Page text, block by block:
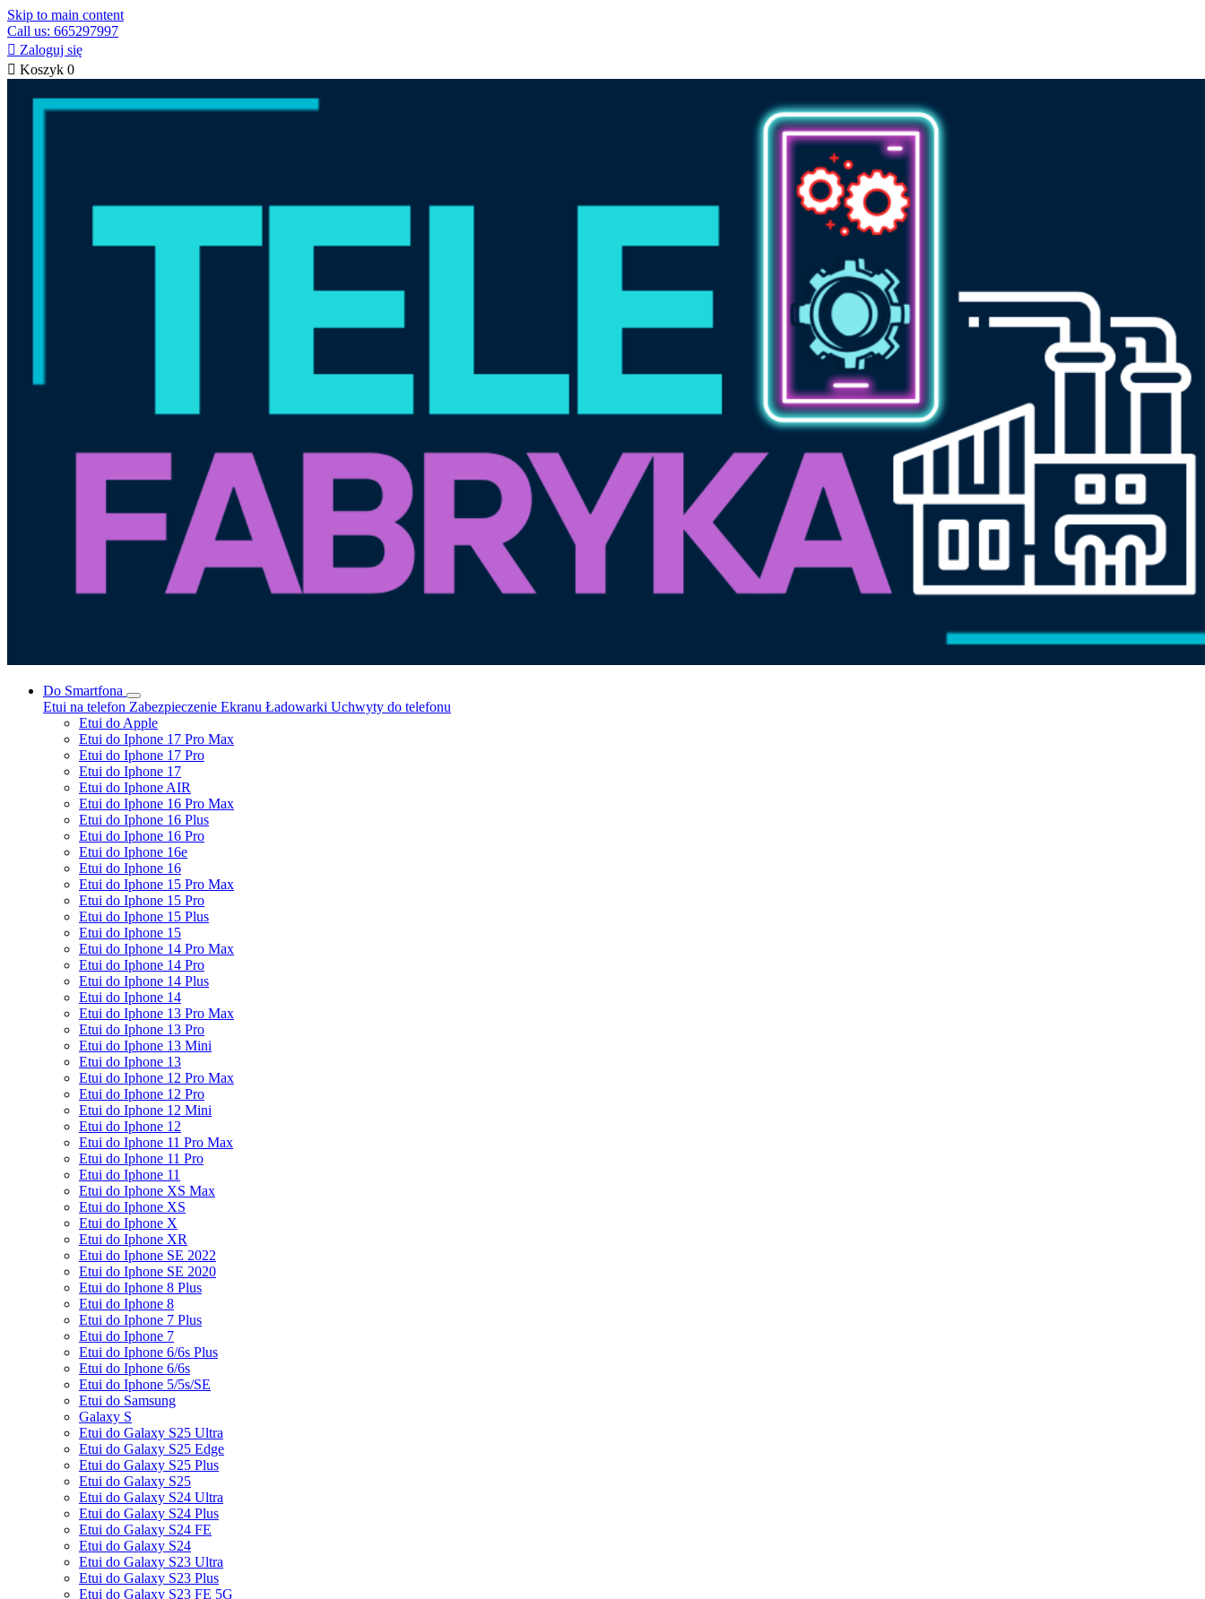
Skip to main content
Call us: 665297997
 Zaloguj się
 Koszyk 0
Do Smartfona
Etui na telefon Zabezpieczenie Ekranu Ładowarki Uchwyty do telefonu
Etui do Apple
Etui do Iphone 17 Pro Max
Etui do Iphone 17 Pro
Etui do Iphone 17
Etui do Iphone AIR
Etui do Iphone 16 Pro Max
Etui do Iphone 16 Plus
Etui do Iphone 16 Pro
Etui do Iphone 16e
Etui do Iphone 16
Etui do Iphone 15 Pro Max
Etui do Iphone 15 Pro
Etui do Iphone 15 Plus
Etui do Iphone 15
Etui do Iphone 14 Pro Max
Etui do Iphone 14 Pro
Etui do Iphone 14 Plus
Etui do Iphone 14
Etui do Iphone 13 Pro Max
Etui do Iphone 13 Pro
Etui do Iphone 13 Mini
Etui do Iphone 13
Etui do Iphone 12 Pro Max
Etui do Iphone 12 Pro
Etui do Iphone 12 Mini
Etui do Iphone 12
Etui do Iphone 11 Pro Max
Etui do Iphone 11 Pro
Etui do Iphone 11
Etui do Iphone XS Max
Etui do Iphone XS
Etui do Iphone X
Etui do Iphone XR
Etui do Iphone SE 2022
Etui do Iphone SE 2020
Etui do Iphone 8 Plus
Etui do Iphone 8
Etui do Iphone 7 Plus
Etui do Iphone 7
Etui do Iphone 6/6s Plus
Etui do Iphone 6/6s
Etui do Iphone 5/5s/SE
Etui do Samsung
Galaxy S
Etui do Galaxy S25 Ultra
Etui do Galaxy S25 Edge
Etui do Galaxy S25 Plus
Etui do Galaxy S25
Etui do Galaxy S24 Ultra
Etui do Galaxy S24 Plus
Etui do Galaxy S24 FE
Etui do Galaxy S24
Etui do Galaxy S23 Ultra
Etui do Galaxy S23 Plus
Etui do Galaxy S23 FE 5G